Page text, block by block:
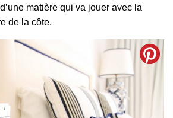
matière qui va jouer avec la
de la côte.